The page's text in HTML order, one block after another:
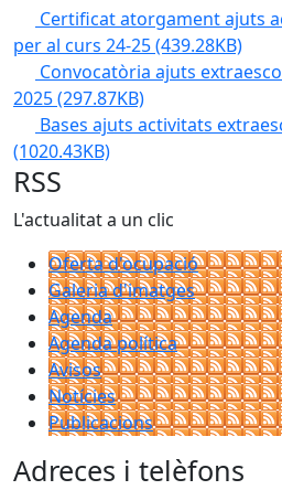
Certificat atorgament ajuts
per al curs 24-25(439.28KB)
Convocatòria ajuts
2025(297.87KB)
Bases ajuts activitats
(1020.43KB)
RSS
L'actualitat a un clic
Oferta d'ocupació
Galeria d'imatges
Agenda
Agenda política
Avisos
Notícies
Publicacions
Adreces i telèfons